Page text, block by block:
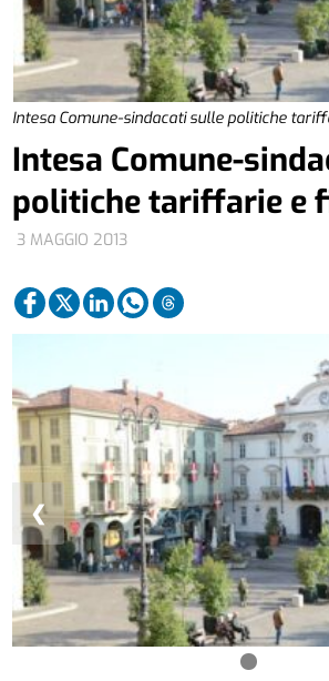
Intesa Comune-sindacati sulle politiche
3 MAGGIO 2013
Intesa Comune-
politiche tariffarie e
❮